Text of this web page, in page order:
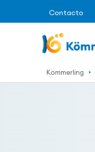
Contacto
Kömmerling